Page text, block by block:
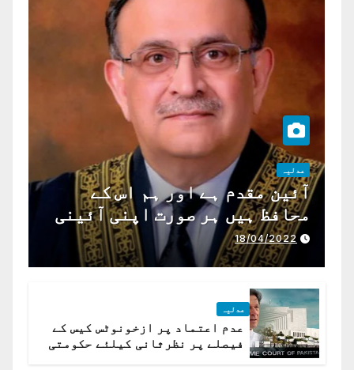
عدلیہ
آئین مقدم ہے اور ہم اس کے
محافظ ہیں ہر صورت اپنی آئینی
ذمہ داری ادا کرینگے ، چیف
جسٹس پاکستان
18/04/2022
عدلیہ
عدم اعتماد پر ازخونوٹس کیس کے
فیصلے پر نظرثانی کیلئے حکومتی